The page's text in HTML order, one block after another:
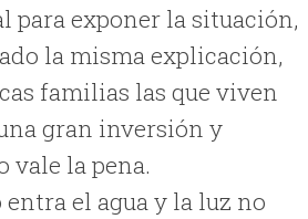
para exponer la situación,
la misma explicación,
familias las que viven
gran inversión y
vale la pena.
entra el agua y la luz no